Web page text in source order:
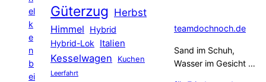
el
k
e
n
b
ei
Güterzug Herbst
Himmel
Hybrid
Hybrid-Lok Italien
Kesselwagen Kuchen
Leerfahrt
teamdochnoch.de
Sand im Schuh,
Wasser im Gesicht …